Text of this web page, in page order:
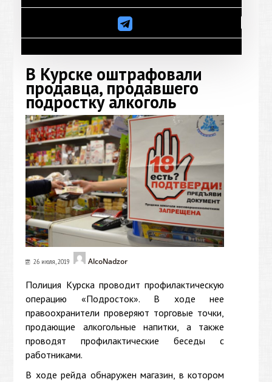
В Курске оштрафовали
продавца, продавшего
подростку алкоголь
26 июля, 2019 AlcoNadzor
Полиция Курска проводит профилактическую
операцию «Подросток». В ходе нее
правоохранители проверяют торговые точки,
продающие алкогольные напитки, а также
проводят профилактические беседы с
работниками.
В ходе рейда обнаружен магазин, в котором